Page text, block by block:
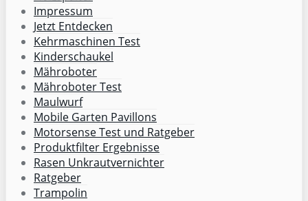
Impressum
Jetzt Entdecken
Kehrmaschinen Test
Kinderschaukel
Mähroboter
Mähroboter Test
Maulwurf
Mobile Garten Pavillons
Motorsense Test und Ratgeber
Produktfilter Ergebnisse
Rasen Unkrautvernichter
Ratgeber
Trampolin